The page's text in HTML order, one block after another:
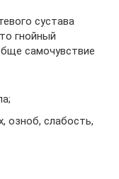
сустава
гнойный
самочувствие
озноб, слабость,